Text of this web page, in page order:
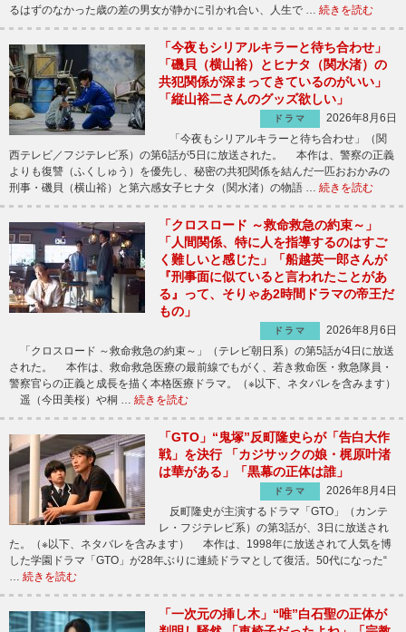
るはずのなかった歳の差の男女が静かに引かれ合い、人生で … 続きを読む
「今夜もシリアルキラーと待ち合わせ」
「磯貝（横山裕）とヒナタ（関水渚）の
共犯関係が深まってきているのがいい」
「縦山裕二さんのグッズ欲しい」
ドラマ
2026年8月6日
「今夜もシリアルキラーと待ち合わせ」（関
西テレビ／フジテレビ系）の第6話が5日に放送された。 本作は、警察の正義
よりも復讐（ふくしゅう）を優先し、秘密の共犯関係を結んだ一匹おおかみの
刑事・磯貝（横山裕）と第六感女子ヒナタ（関水渚）の物語 … 続きを読む
「クロスロード ～救命救急の約束～」
「人間関係、特に人を指導するのはすご
く難しいと感じた」「船越英一郎さんが
『刑事面に似ていると言われたことがあ
る』って、そりゃあ2時間ドラマの帝王だ
もの」
ドラマ
2026年8月6日
「クロスロード ～救命救急の約束～」（テレビ朝日系）の第5話が4日に放送
された。 本作は、救命救急医療の最前線でもがく、若き救命医・救急隊員・
警察官らの正義と成長を描く本格医療ドラマ。（※以下、ネタバレを含みます）
遥（今田美桜）や桐 … 続きを読む
「GTO」“鬼塚”反町隆史らが「告白大作
戦」を決行 「カジサックの娘・梶原叶渚
は華がある」「黒幕の正体は誰」
ドラマ
2026年8月4日
反町隆史が主演するドラマ「GTO」（カンテ
レ・フジテレビ系）の第3話が、3日に放送され
た。（※以下、ネタバレを含みます） 本作は、1998年に放送されて人気を博
した学園ドラマ「GTO」が28年ぶりに連続ドラマとして復活。50代になった“
… 続きを読む
「一次元の挿し木」“唯”白石聖の正体が